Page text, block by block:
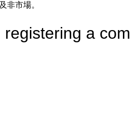
非市場。
a